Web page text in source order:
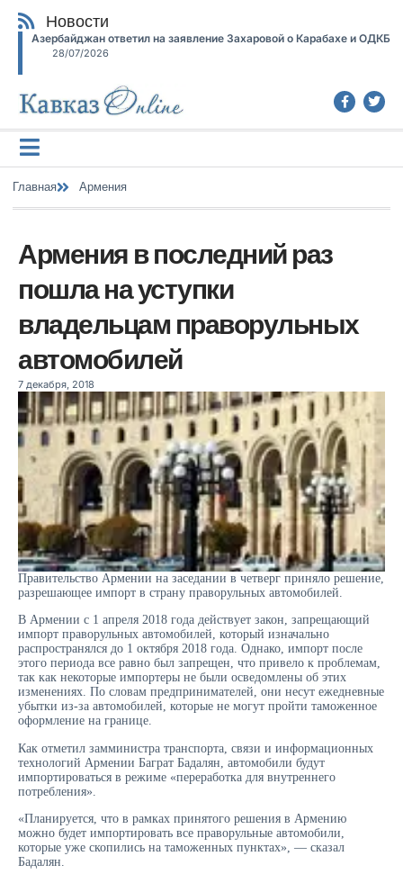
Новости
Азербайджан ответил на заявление Захаровой о Карабахе и ОДКБ
28/07/2026
Главная Армения
Армения в последний раз
пошла на уступки
владельцам праворульных
автомобилей
7 декабря, 2018
Правительство Армении на заседании в четверг приняло решение,
разрешающее импорт в страну праворульных автомобилей.
В Армении с 1 апреля 2018 года действует закон, запрещающий
импорт праворульных автомобилей, который изначально
распространялся до 1 октября 2018 года. Однако, импорт после
этого периода все равно был запрещен, что привело к проблемам,
так как некоторые импортеры не были осведомлены об этих
изменениях. По словам предпринимателей, они несут ежедневные
убытки из-за автомобилей, которые не могут пройти таможенное
оформление на границе.
Как отметил замминистра транспорта, связи и информационных
технологий Армении Баграт Бадалян, автомобили будут
импортироваться в режиме «переработка для внутреннего
потребления».
«Планируется, что в рамках принятого решения в Армению
можно будет импортировать все праворульные автомобили,
которые уже скопились на таможенных пунктах», — сказал
Бадалян.